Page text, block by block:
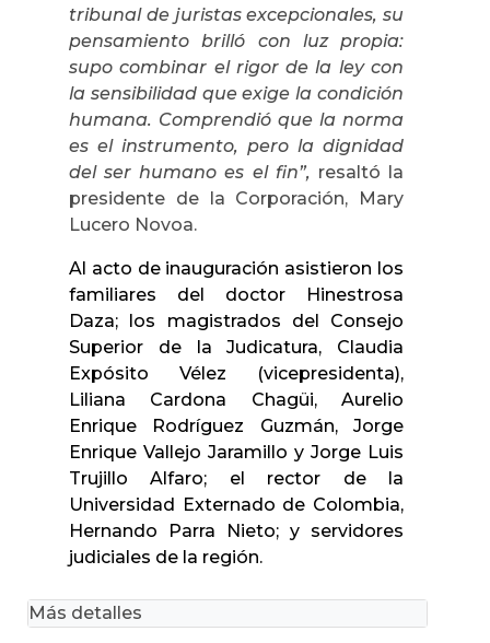
tribunal de juristas excepcionales, su
pensamiento brilló con luz propia:
supo combinar el rigor de la ley con
la sensibilidad que exige la condición
humana. Comprendió que la norma
es el instrumento, pero la dignidad
del ser humano es el fin”, resaltó la
presidente de la Corporación, Mary
Lucero Novoa.
Al acto de inauguración asistieron los
familiares del doctor Hinestrosa
Daza; los magistrados del Consejo
Superior de la Judicatura, Claudia
Expósito Vélez (vicepresidenta),
Liliana Cardona Chagüi, Aurelio
Enrique Rodríguez Guzmán, Jorge
Enrique Vallejo Jaramillo y Jorge Luis
Trujillo Alfaro; el rector de la
Universidad Externado de Colombia,
Hernando Parra Nieto; y servidores
judiciales de la región.
Más detalles